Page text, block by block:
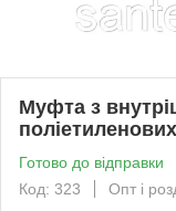
Муфта з
Готово до відправки
Код: 323
Опт і